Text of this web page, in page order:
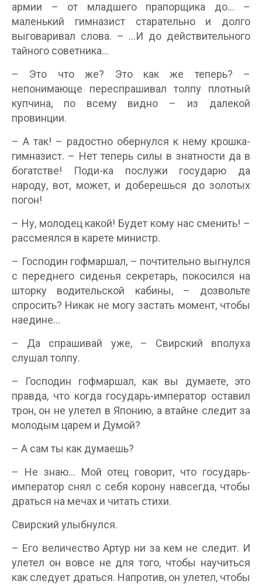
армии – от младшего прапорщика до… –
маленький гимназист старательно и долго
выговаривал слова. – …И до действительного
тайного советника…
– Это что же? Это как же теперь? –
непонимающе переспрашивал толпу плотный
купчина, по всему видно – из далекой
провинции.
– А так! – радостно обернулся к нему крошка-
гимназист. – Нет теперь силы в знатности да в
богатстве! Поди-ка послужи государю да
народу, вот, может, и доберешься до золотых
погон!
– Ну, молодец какой! Будет кому нас сменить! –
рассмеялся в карете министр.
– Господин гофмаршал, – почтительно выгнулся
с переднего сиденья секретарь, покосился на
шторку водительской кабины, – дозвольте
спросить? Никак не могу застать момент, чтобы
наедине…
– Да спрашивай уже, – Свирский вполуха
слушал толпу.
– Господин гофмаршал, как вы думаете, это
правда, что когда государь-император оставил
трон, он не улетел в Японию, а втайне следит за
молодым царем и Думой?
– А сам ты как думаешь?
– Не знаю… Мой отец говорит, что государь-
император снял с себя корону навсегда, чтобы
драться на мечах и читать стихи.
Свирский улыбнулся.
– Его величество Артур ни за кем не следит. И
улетел он вовсе не для того, чтобы научиться
как следует драться. Напротив, он улетел, чтобы